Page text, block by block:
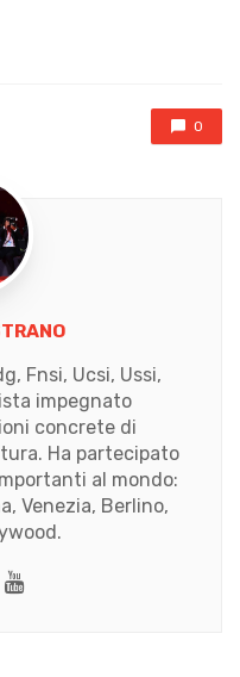
0
Fnsi, Ucsi, Ussi,
impegnato
concrete di
Ha partecipato
al mondo:
Venezia, Berlino,
Youtube